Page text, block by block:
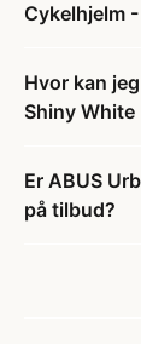
Cykelhjelm
Hvor kan
Shiny White
Er ABUS
på tilbud?